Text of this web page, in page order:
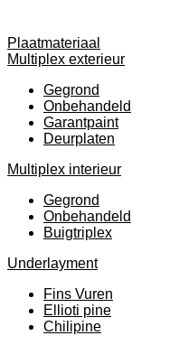
Plaatmateriaal
Multiplex exterieur
Gegrond
Onbehandeld
Garantpaint
Deurplaten
Multiplex interieur
Gegrond
Onbehandeld
Buigtriplex
Underlayment
Fins Vuren
Ellioti pine
Chilipine